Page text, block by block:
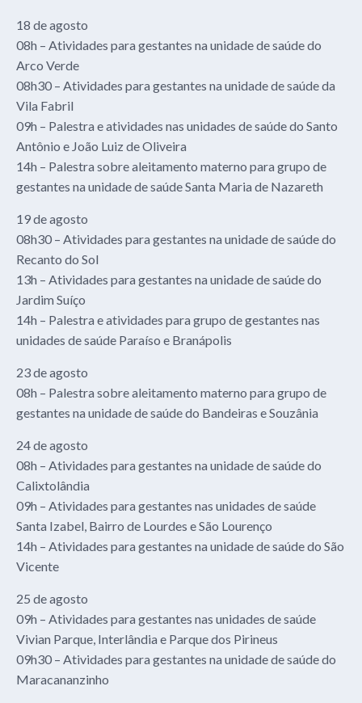
18 de agosto
08h – Atividades para gestantes na unidade de saúde do
Arco Verde
08h30 – Atividades para gestantes na unidade de saúde da
Vila Fabril
09h – Palestra e atividades nas unidades de saúde do Santo
Antônio e João Luiz de Oliveira
14h – Palestra sobre aleitamento materno para grupo de
gestantes na unidade de saúde Santa Maria de Nazareth
19 de agosto
08h30 – Atividades para gestantes na unidade de saúde do
Recanto do Sol
13h – Atividades para gestantes na unidade de saúde do
Jardim Suíço
14h – Palestra e atividades para grupo de gestantes nas
unidades de saúde Paraíso e Branápolis
23 de agosto
08h – Palestra sobre aleitamento materno para grupo de
gestantes na unidade de saúde do Bandeiras e Souzânia
24 de agosto
08h – Atividades para gestantes na unidade de saúde do
Calixtolândia
09h – Atividades para gestantes nas unidades de saúde
Santa Izabel, Bairro de Lourdes e São Lourenço
14h – Atividades para gestantes na unidade de saúde do São
Vicente
25 de agosto
09h – Atividades para gestantes nas unidades de saúde
Vivian Parque, Interlândia e Parque dos Pirineus
09h30 – Atividades para gestantes na unidade de saúde do
Maracananzinho